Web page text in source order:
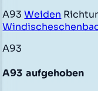
A93Weiden
A93
A93 aufgehoben